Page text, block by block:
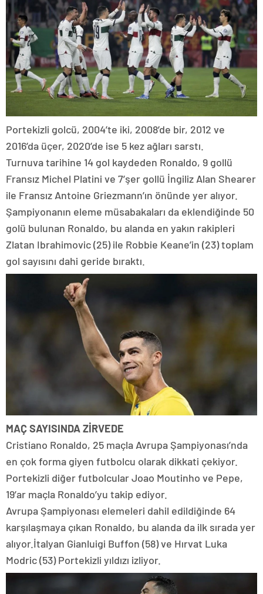
Portekizli golcü, 2004’te iki, 2008’de bir, 2012 ve
2016’da üçer, 2020’de ise 5 kez ağları sarstı.
Turnuva tarihine 14 gol kaydeden Ronaldo, 9 gollü
Fransız Michel Platini ve 7’şer gollü İngiliz Alan Shearer
ile Fransız Antoine Griezmann’ın önünde yer alıyor.
Şampiyonanın eleme müsabakaları da eklendiğinde 50
golü bulunan Ronaldo, bu alanda en yakın rakipleri
Zlatan Ibrahimovic (25) ile Robbie Keane’in (23) toplam
gol sayısını dahi geride bıraktı.
MAÇ SAYISINDA ZİRVEDE
Cristiano Ronaldo, 25 maçla Avrupa Şampiyonası’nda
en çok forma giyen futbolcu olarak dikkati çekiyor.
Portekizli diğer futbolcular Joao Moutinho ve Pepe,
19’ar maçla Ronaldo’yu takip ediyor.
Avrupa Şampiyonası elemeleri dahil edildiğinde 64
karşılaşmaya çıkan Ronaldo, bu alanda da ilk sırada yer
alıyor.İtalyan Gianluigi Buffon (58) ve Hırvat Luka
Modric (53) Portekizli yıldızı izliyor.